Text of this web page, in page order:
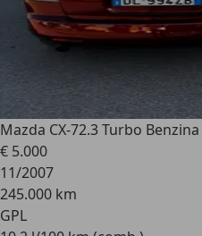
Mazda CX-72.3 Turbo
€ 5.000
11/2007
245.000 km
GPL